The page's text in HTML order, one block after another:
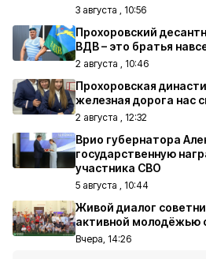
3 августа , 10:56
Прохоровский
ВДВ – это братья
2 августа , 10:46
Прохоровская
железная дорога нас
2 августа , 12:32
Врио губернатора
государственную
участника СВО
5 августа , 10:44
Живой диалог
активной молодёжью
Вчера, 14:26